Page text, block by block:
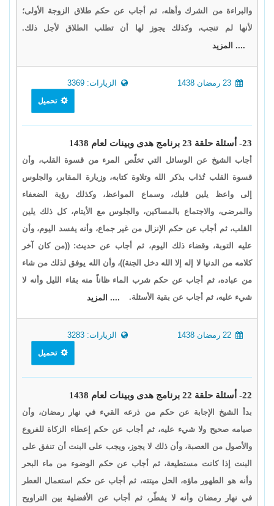
والبراءة من الشرك وأهله، ثم أجاب عن حكم طلاق الزوجة الأولى؛
لأنها لم تنجب، وكذلك يجوز لها أن تطلب الطلاق لأجل ذلك.
.... المزيد
الزيارات: 3369
تحميل
23- أسئلة حلقة 23 برنامج هدى وبينات لعام 1438
أجاب الشيخ عن الوسائل التي تخلّص المرء من قسوة القلب، وأن
قسوة القلب تُذاب بذكر الله وتلاوة كتابه، وزيارة المقابر، والجلوس
إلى واعظ يلين قلبك، وسماع المواعظ، وكذلك رؤية الضعفاء
والمرضى، والاجتماع بالمساكين، والجلوس مع الأيتام، كل ذلك يلين
القلب، ثم أجاب عن حكم الإنزال من غير جماع، وأنه يفسد اليوم، وأن
عليه التوبة، وقضاء ذلك اليوم، ثم أجاب عن حديث: ((من كان آخر
كلامه من الدنيا لا إله إلا الله دخل الجنة))، وأن الله يوفق لذلك من شاء
من عباده، ثم أجاب عن حكم شرب الماء ظاناً منه بقاء الليل وأنه لا
شيء عليه، ثم أجاب عن بقية الأسئلة.
.... المزيد
الزيارات: 3283
تحميل
22- أسئلة حلقة 22 برنامج هدى وبينات لعام 1438
بدأ الشيخ الإجابة عن حكم من ذرعه القيء في نهار رمضان، وأن
صيامه صحيح ولا شيء عليه، ثم أجاب عن حكم إعطاء الزكاة للفروع
والأصول من العصبة، وأن ذلك لا يجوز، ويجب على البنت أن تنفق على
البنت إذا كانت مستطيعة، ثم أجاب عن حكم الوضوء من ماء البحر
وأنه هو الطهور ماؤه، الحل ميتته، ثم أجاب عن حكم استعمال العطر
في نهار رمضان وأنه لا يفطّر، ثم أجاب عن الأفضلية بين التراويح